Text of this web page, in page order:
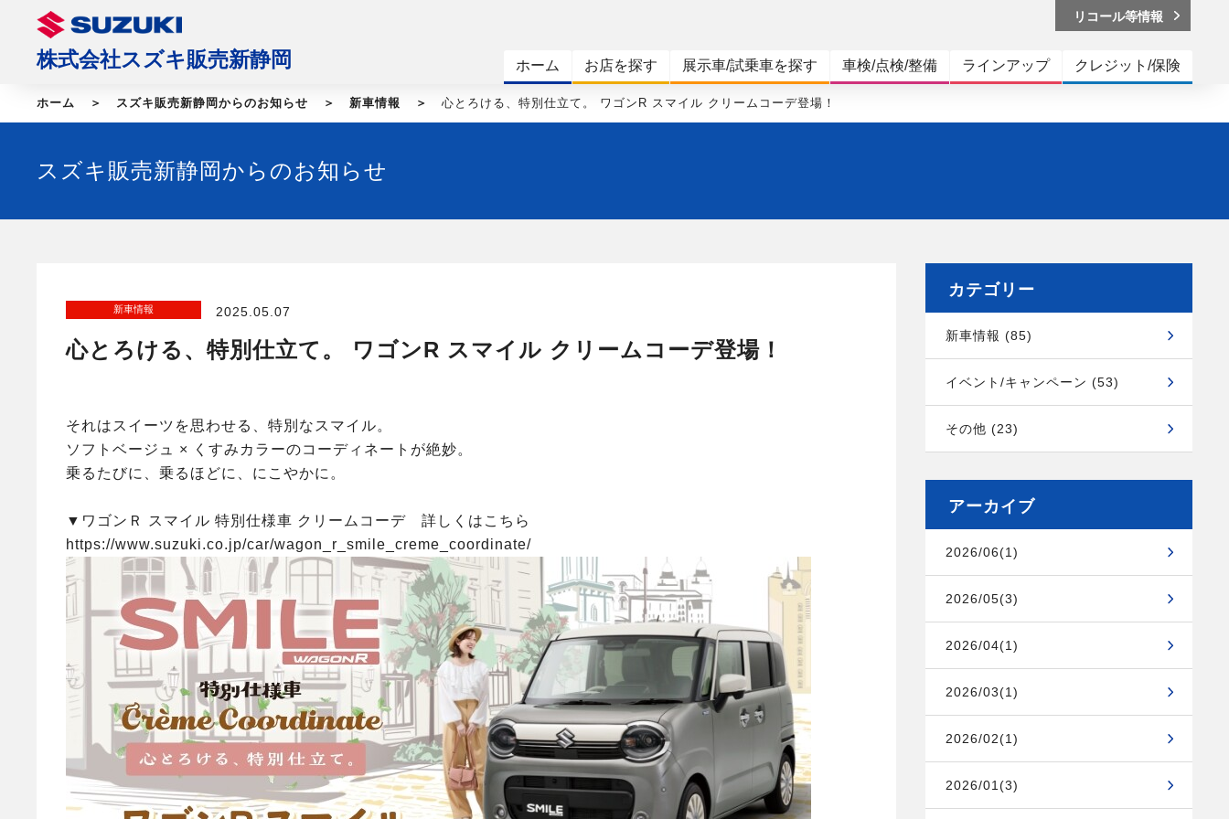
株式会社スズキ販売新静岡 ホーム お店を探す 展示車/試乗車を探す 車検/点検/整備 ラインアップ クレジット/保険
リコール等情報
ホーム スズキ販売新静岡からのお知らせ 新車情報 心とろける、特別仕立て。 ワゴンR スマイル クリームコーデ登場！
スズキ販売新静岡からのお知らせ
新車情報 2025.05.07
心とろける、特別仕立て。 ワゴンR スマイル クリームコーデ登場！
それはスイーツを思わせる、特別なスマイル。
ソフトベージュ × くすみカラーのコーディネートが絶妙。
乗るたびに、乗るほどに、にこやかに。
▼ワゴンＲ スマイル 特別仕様車 クリームコーデ 詳しくはこちら
https://www.suzuki.co.jp/car/wagon_r_smile_creme_coordinate/
カテゴリー
新車情報 (85)
イベント/キャンペーン (53)
その他 (23)
アーカイブ
2026/06(1)
2026/05(3)
2026/04(1)
2026/03(1)
2026/02(1)
2026/01(3)